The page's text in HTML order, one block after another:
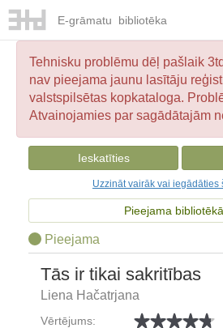
E-grāmatu bibliotēka
Tehnisku problēmu dēļ pašlaik
nav pieejama jaunu lasītāju
valstspilsētas kopkataloga.
Atvainojamies par sagādātajām
Ieskatīties
Uzzināt vairāk vai iegādāties
Pieejama
Pieejama
Tās ir tikai sakritības
Liena Hačatrjana
Vērtējums: